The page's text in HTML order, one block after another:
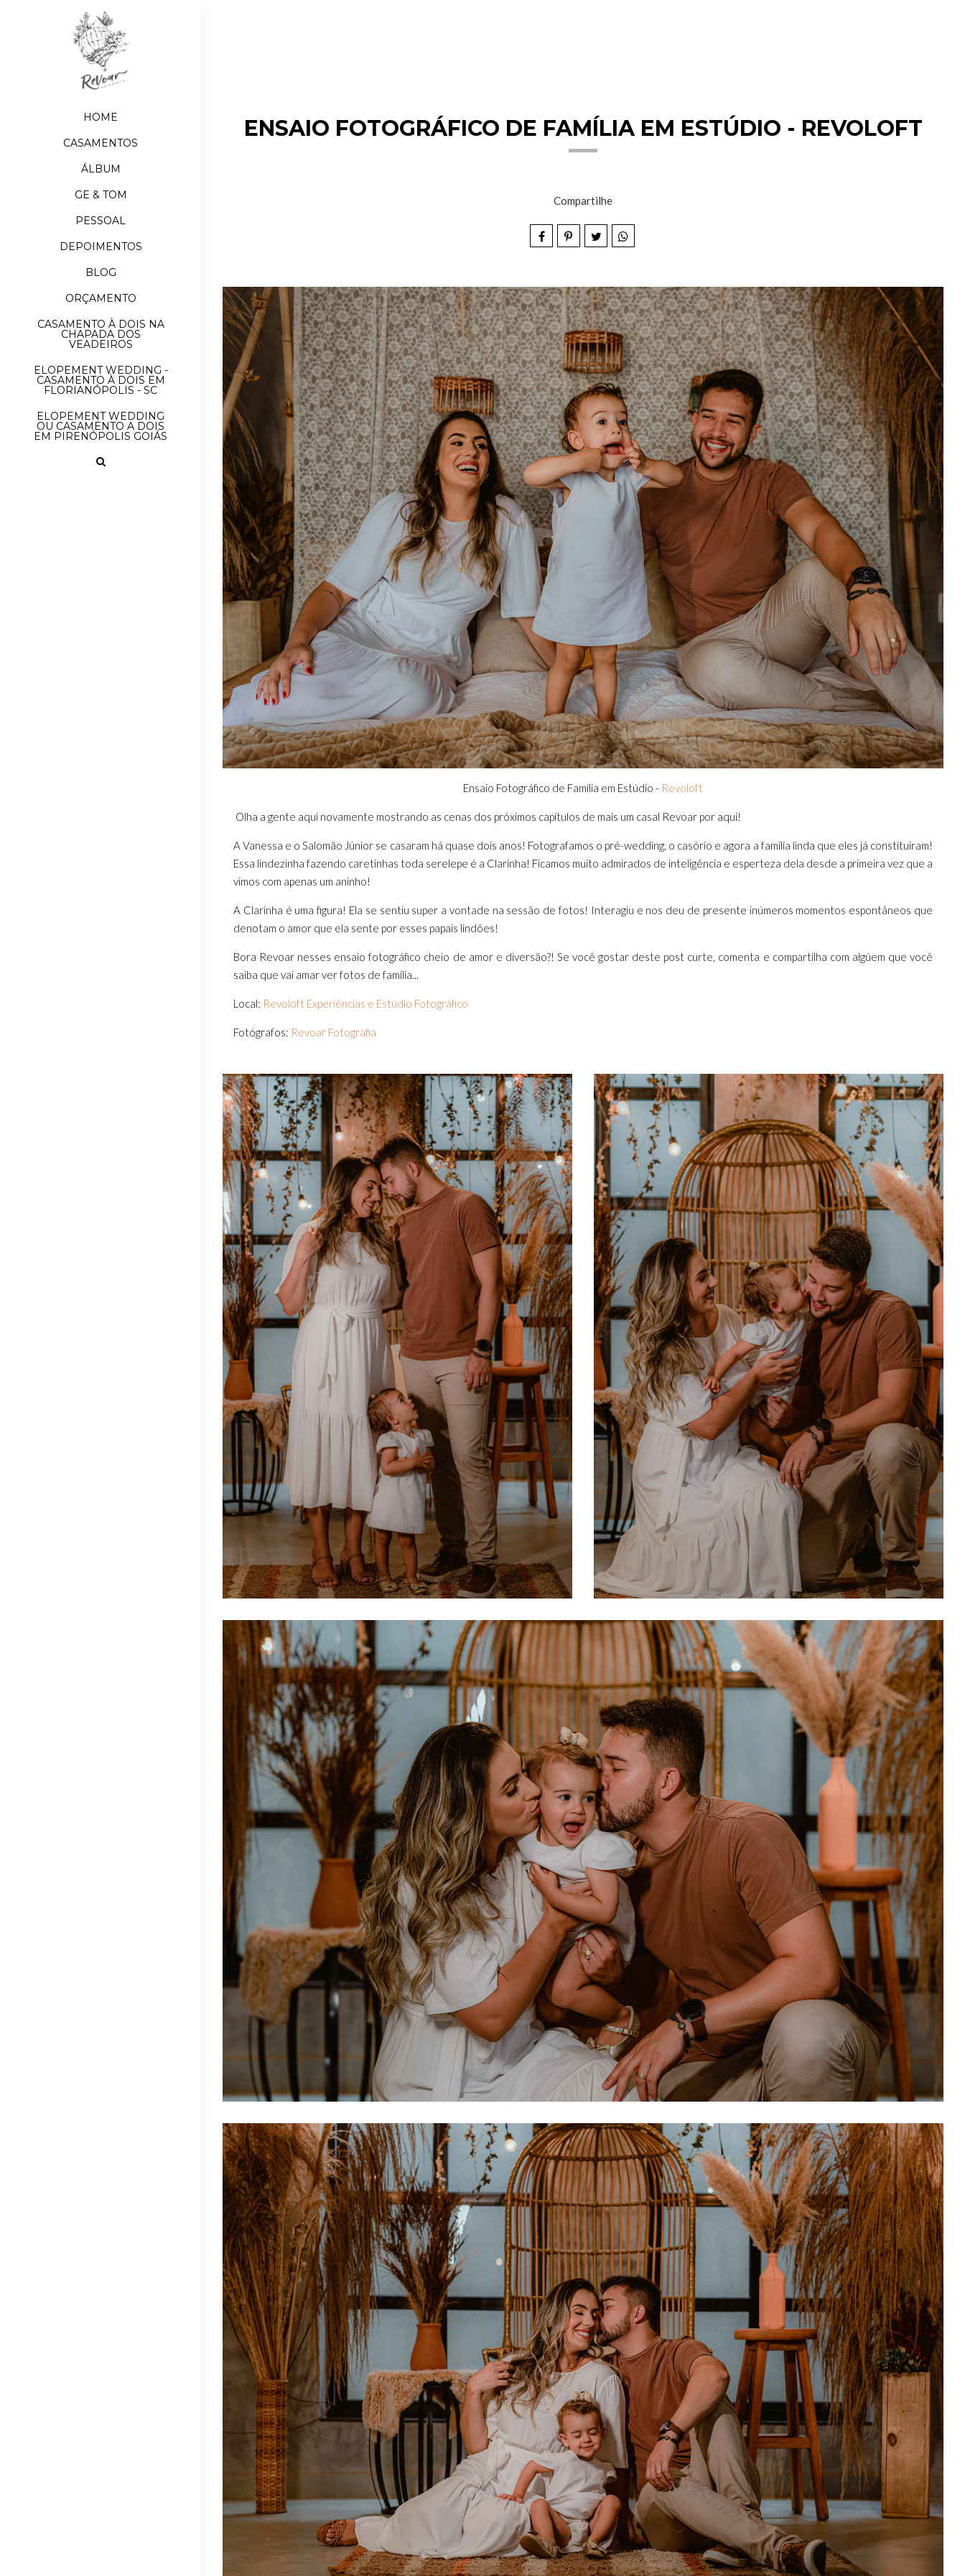
HOME
CASAMENTOS
ÁLBUM
GE & TOM
PESSOAL
DEPOIMENTOS
BLOG
ORÇAMENTO
CASAMENTO À DOIS NA
CHAPADA DOS
VEADEIROS
ELOPEMENT WEDDING -
CASAMENTO À DOIS EM
FLORIANÓPOLIS - SC
ELOPEMENT WEDDING
OU CASAMENTO A DOIS
EM PIRENÓPOLIS GOIÁS
ENSAIO FOTOGRÁFICO DE FAMÍLIA EM ESTÚDIO - REVOLOFT
Compartilhe
Ensaio Fotográfico de Família em Estúdio - Revoloft
Olha a gente aqui novamente mostrando as cenas dos próximos capítulos de mais um casal Revoar por aqui!
A Vanessa e o Salomão Júnior se casaram há quase dois anos! Fotografamos o pré-wedding, o casório e agora a família linda que eles já constituiram!
Essa lindezinha fazendo caretinhas toda serelepe é a Clarinha! Ficamos muito admirados de inteligência e esperteza dela desde a primeira vez que a
vimos com apenas um aninho!
A Clarinha é uma figura! Ela se sentiu super a vontade na sessão de fotos! Interagiu e nos deu de presente inúmeros momentos espontâneos que
denotam o amor que ela sente por esses papais lindões!
Bora Revoar nesses ensaio fotográfico cheio de amor e diversão?! Se você gostar deste post curte, comenta e compartilha com algúem que você
saiba que vai amar ver fotos de família...
Local: Revoloft Experiências e Estúdio Fotográfico
Fotógrafos: Revoar Fotografia